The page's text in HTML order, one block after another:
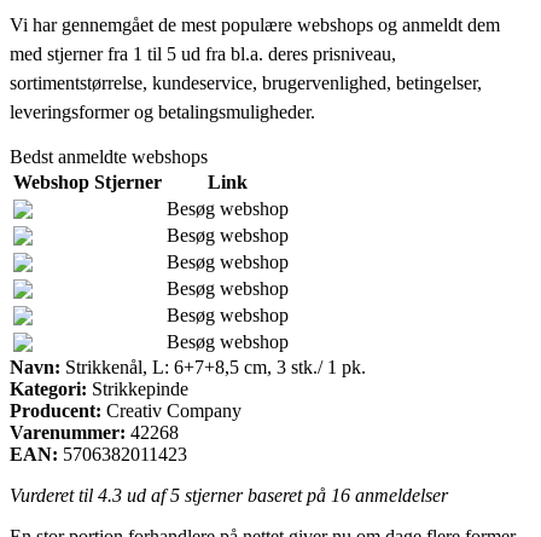
Vi har gennemgået de mest populære webshops og anmeldt dem
med stjerner fra 1 til 5 ud fra bl.a. deres prisniveau,
sortimentstørrelse, kundeservice, brugervenlighed, betingelser,
leveringsformer og betalingsmuligheder.
Bedst anmeldte webshops
Webshop Stjerner
Link
Besøg webshop
Besøg webshop
Besøg webshop
Besøg webshop
Besøg webshop
Besøg webshop
Navn: Strikkenål, L: 6+7+8,5 cm, 3 stk./ 1 pk.
Kategori: Strikkepinde
Producent: Creativ Company
Varenummer: 42268
EAN: 5706382011423
Vurderet til 4.3 ud af 5 stjerner baseret på 16 anmeldelser